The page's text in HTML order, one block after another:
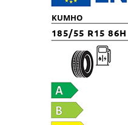
KUMHO
185/55 R15 86H